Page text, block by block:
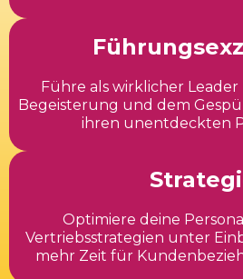
Führe als wirklicher
Begeisterung und dem
ihren unentdeckten
Optimiere deine
Vertriebsstrategien unter
mehr Zeit für